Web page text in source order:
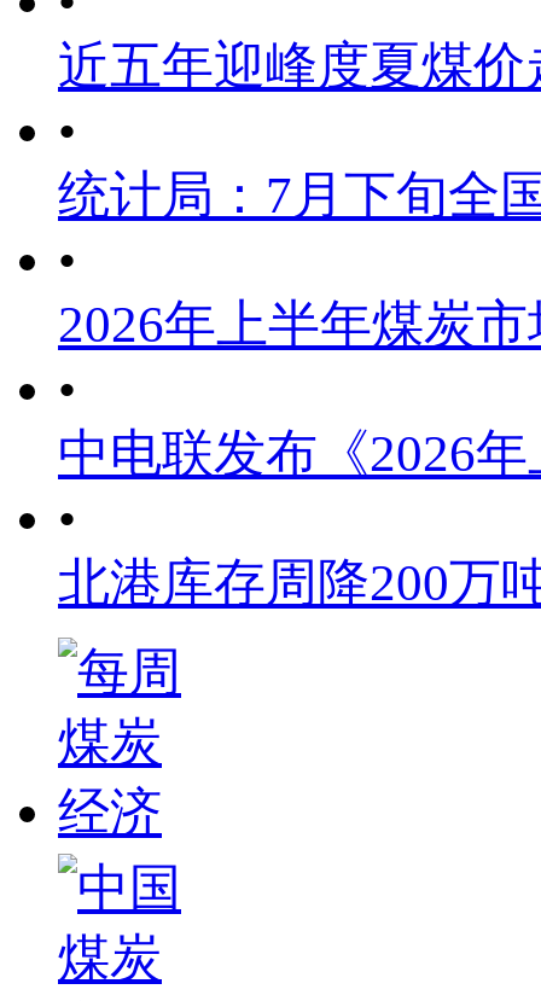
近五年迎峰度夏煤价
•
统计局：7月下旬全
•
2026年上半年煤炭
•
中电联发布《2026
•
北港库存周降200万